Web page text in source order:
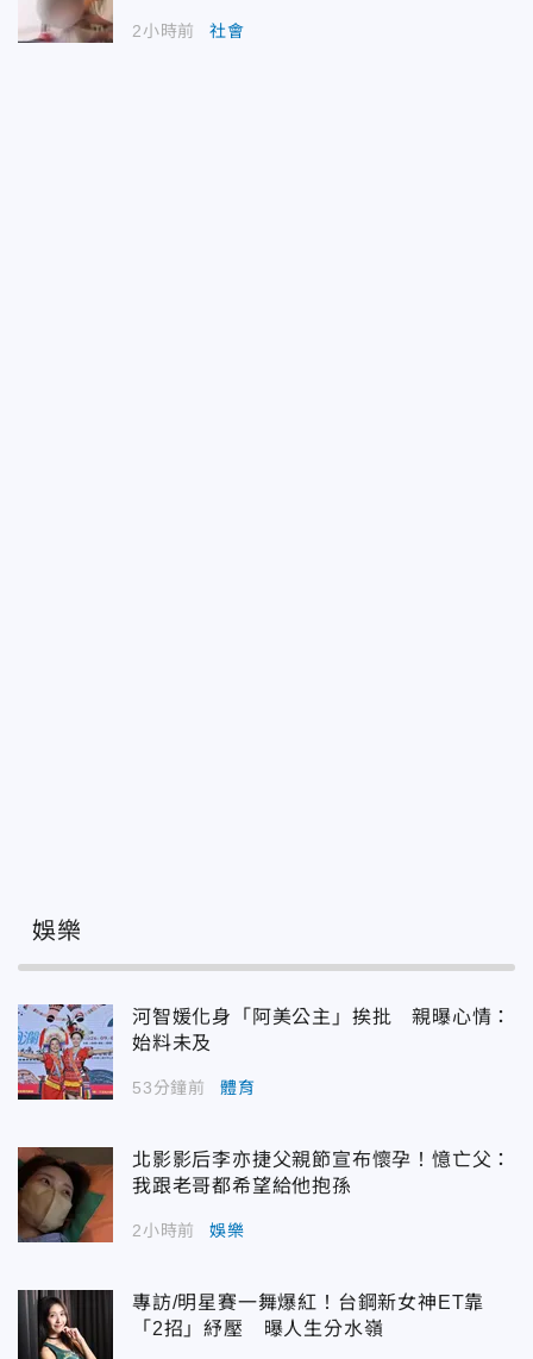
2小時前 社會
娛樂
河智媛化身「阿美公主」挨批 親曝心情：
始料未及
53分鐘前 體育
北影影后李亦捷父親節宣布懷孕！憶亡父：
我跟老哥都希望給他抱孫
2小時前 娛樂
專訪/明星賽一舞爆紅！台鋼新女神ET靠
「2招」紓壓 曝人生分水嶺